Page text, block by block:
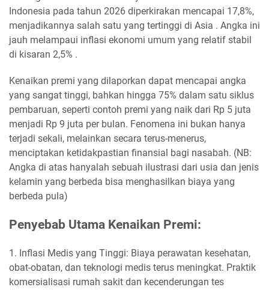
Indonesia pada tahun 2026 diperkirakan mencapai 17,8%,
menjadikannya salah satu yang tertinggi di Asia . Angka ini
jauh melampaui inflasi ekonomi umum yang relatif stabil
di kisaran 2,5% .
Kenaikan premi yang dilaporkan dapat mencapai angka
yang sangat tinggi, bahkan hingga 75% dalam satu siklus
pembaruan, seperti contoh premi yang naik dari Rp 5 juta
menjadi Rp 9 juta per bulan. Fenomena ini bukan hanya
terjadi sekali, melainkan secara terus-menerus,
menciptakan ketidakpastian finansial bagi nasabah. (NB:
Angka di atas hanyalah sebuah ilustrasi dari usia dan jenis
kelamin yang berbeda bisa menghasilkan biaya yang
berbeda pula)
Penyebab Utama Kenaikan Premi:
1. Inflasi Medis yang Tinggi: Biaya perawatan kesehatan,
obat-obatan, dan teknologi medis terus meningkat. Praktik
komersialisasi rumah sakit dan kecenderungan tes